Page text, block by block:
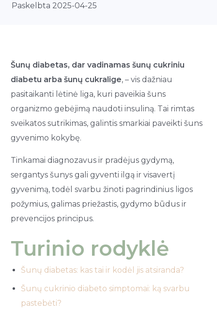
Paskelbta 2025-04-25
Šunų diabetas, dar vadinamas šunų cukriniu
diabetu arba šunų cukralige, – vis dažniau
pasitaikanti lėtinė liga, kuri paveikia šuns
organizmo gebėjimą naudoti insuliną. Tai rimtas
sveikatos sutrikimas, galintis smarkiai paveikti šuns
gyvenimo kokybę.
Tinkamai diagnozavus ir pradėjus gydymą,
sergantys šunys gali gyventi ilgą ir visavertį
gyvenimą, todėl svarbu žinoti pagrindinius ligos
požymius, galimas priežastis, gydymo būdus ir
prevencijos principus.
Turinio rodyklė
Šunų diabetas: kas tai ir kodėl jis atsiranda?
Šunų cukrinio diabeto simptomai: ką svarbu
pastebėti?